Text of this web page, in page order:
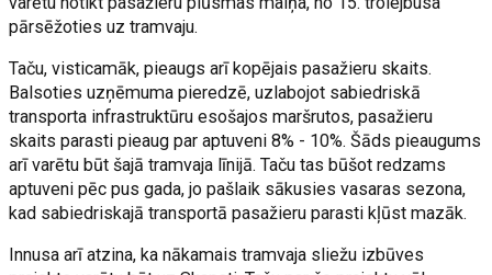
pārsēžoties uz tramvaju.
Taču, visticamāk, pieaugs arī kopējais pasažieru skaits.
Balsoties uzņēmuma pieredzē, uzlabojot sabiedriskā
transporta infrastruktūru esošajos maršrutos, pasažieru
skaits parasti pieaug par aptuveni 8% - 10%. Šāds pieaugums
arī varētu būt šajā tramvaja līnijā. Taču tas būšot redzams
aptuveni pēc pus gada, jo pašlaik sākusies vasaras sezona,
kad sabiedriskajā transportā pasažieru parasti kļūst mazāk.
Innusa arī atzina, ka nākamais tramvaja sliežu izbūves